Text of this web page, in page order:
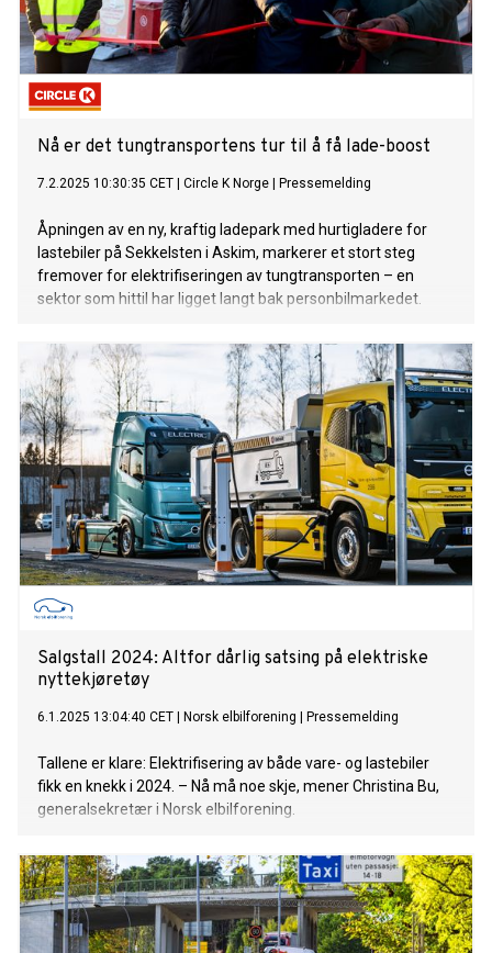
Nå er det tungtransportens tur til å få lade-boost
7.2.2025 10:30:35 CET Circle K Norge Pressemelding
Åpningen av en ny, kraftig ladepark med hurtigladere for
lastebiler på Sekkelsten i Askim, markerer et stort steg
fremover for elektrifiseringen av tungtransporten – en
sektor som hittil har ligget langt bak personbilmarkedet.
Salgstall 2024: Altfor dårlig satsing på elektriske
nyttekjøretøy
6.1.2025 13:04:40 CET Norsk elbilforening Pressemelding
Tallene er klare: Elektrifisering av både vare- og lastebiler
fikk en knekk i 2024. – Nå må noe skje, mener Christina Bu,
generalsekretær i Norsk elbilforening.